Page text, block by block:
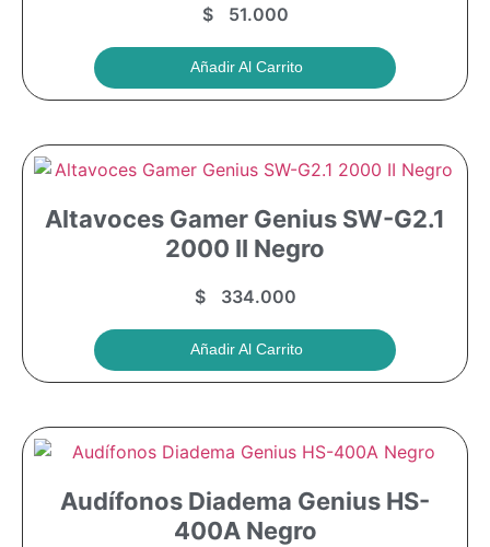
$51.000
Añadir Al Carrito
Altavoces Gamer Genius SW-G2.1
2000 II Negro
$334.000
Añadir Al Carrito
Audífonos Diadema Genius HS-
400A Negro